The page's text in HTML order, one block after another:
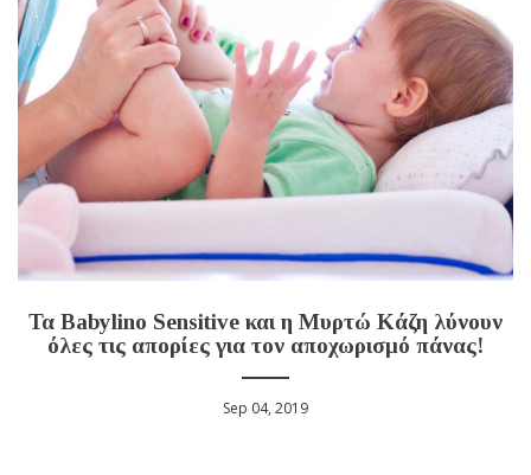
Τα Babylino Sensitive και η Μυρτώ Κάζη λύνουν
όλες τις απορίες για τον αποχωρισμό πάνας!
Sep 04, 2019